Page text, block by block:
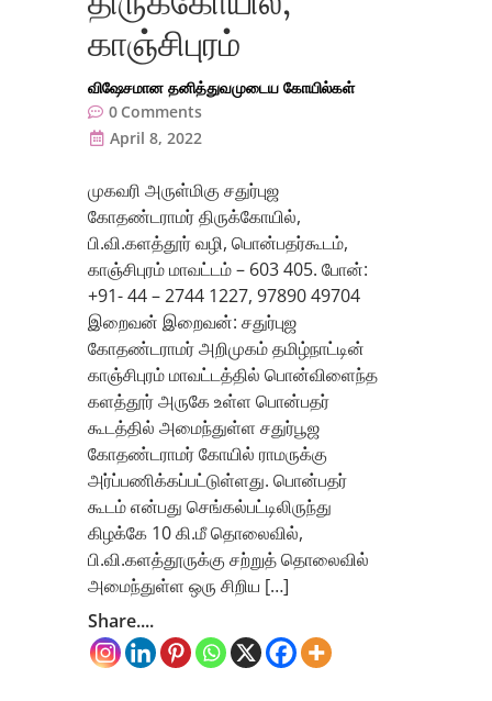
காஞ்சிபுரம்
விஷேசமான தனித்துவமுடைய கோயில்கள்
0 Comments
April 8, 2022
முகவரி அருள்மிகு சதுர்புஜ
கோதண்டராமர் திருக்கோயில்,
பி.வி.களத்தூர் வழி, பொன்பதர்கூடம்,
காஞ்சிபுரம் மாவட்டம் – 603 405. போன்:
+91- 44 – 2744 1227, 97890 49704
இறைவன் இறைவன்: சதுர்புஜ
கோதண்டராமர் அறிமுகம் தமிழ்நாட்டின்
காஞ்சிபுரம் மாவட்டத்தில் பொன்விளைந்த
களத்தூர் அருகே உள்ள பொன்பதர்
கூடத்தில் அமைந்துள்ள சதுர்பூஜ
கோதண்டராமர் கோயில் ராமருக்கு
அர்ப்பணிக்கப்பட்டுள்ளது. பொன்பதர்
கூடம் என்பது செங்கல்பட்டிலிருந்து
கிழக்கே 10 கி.மீ தொலைவில்,
பி.வி.களத்தூருக்கு சற்றுத் தொலைவில்
அமைந்துள்ள ஒரு சிறிய […]
Share....